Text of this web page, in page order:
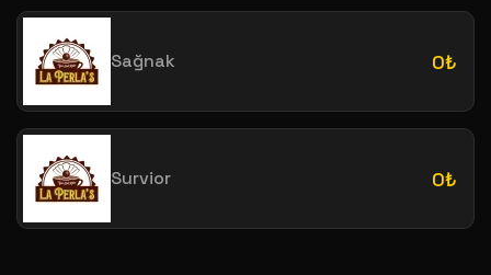
Sağnak 0₺
Survior 0₺